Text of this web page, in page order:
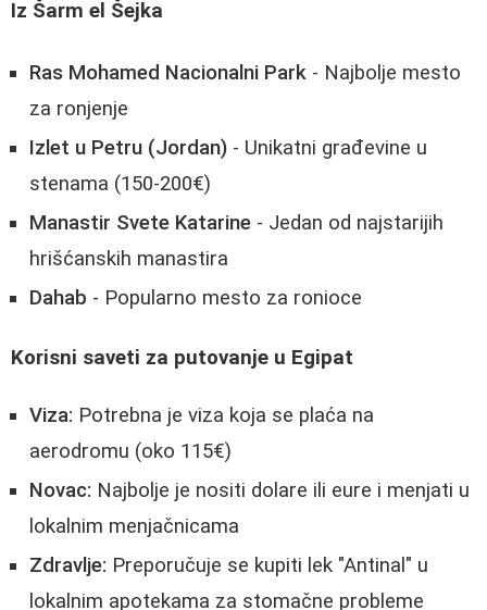
Iz Šarm el Šejka
Ras Mohamed Nacionalni Park - Najbolje mesto
za ronjenje
Izlet u Petru (Jordan) - Unikatni građevine u
stenama (150-200€)
Manastir Svete Katarine - Jedan od najstarijih
hrišćanskih manastira
Dahab - Popularno mesto za ronioce
Korisni saveti za putovanje u Egipat
Viza: Potrebna je viza koja se plaća na
aerodromu (oko 115€)
Novac: Najbolje je nositi dolare ili eure i menjati u
lokalnim menjačnicama
Zdravlje: Preporučuje se kupiti lek "Antinal" u
lokalnim apotekama za stomačne probleme